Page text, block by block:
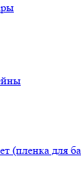
(пленка для